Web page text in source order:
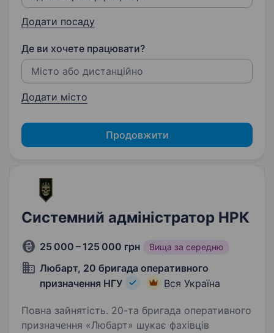
Додати посаду
Де ви хочете працювати?
Додати місто
Продовжити
Системний адміністратор НРК
25 000 – 125 000 грн Вища за середню
Любарт, 20 бригада оперативного
призначення НГУ
Вся Україна
Повна зайнятість. 20-та бригада оперативного
призначення «Любарт» шукає фахівців